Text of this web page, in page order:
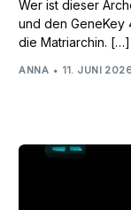
Wer ist dieser
und den
die Matriarchin. […]
ANNA 11. JUNI